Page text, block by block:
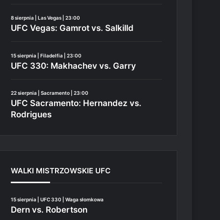
8 sierpnia | Las Vegas | 23:00
UFC Vegas: Gamrot vs. Salkilld
15 sierpnia | Filadelfia | 23:00
UFC 330: Makhachev vs. Garry
22 sierpnia | Sacramento | 23:00
UFC Sacramento: Hernandez vs.
Rodrigues
WALKI MISTRZOWSKIE UFC
15 sierpnia | UFC 330 | Waga słomkowa
Dern vs. Robertson